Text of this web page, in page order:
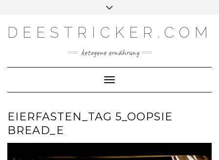
content
FacebookInstagram
DEESTRICKER.COM
ketogene ernährung
Toggle Navigation
EIERFASTEN_TAG 5_OOPSIE
BREAD_E